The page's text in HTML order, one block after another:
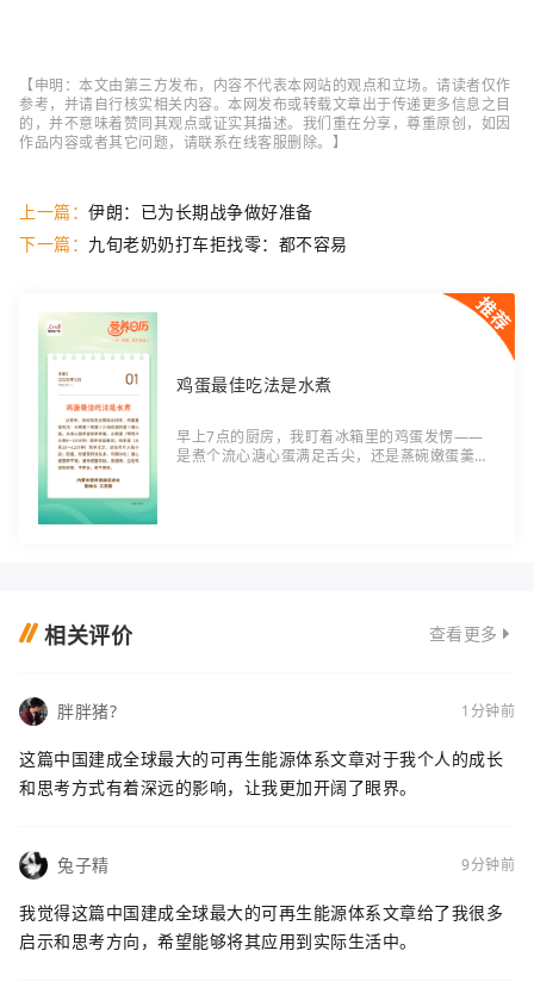
【申明：本文由第三方发布，内容不代表本网站的观点和立场。请读者仅作
参考，并请自行核实相关内容。本网发布或转载文章出于传递更多信息之目
的，并不意味着赞同其观点或证实其描述。我们重在分享，尊重原创，如因
作品内容或者其它问题，请联系在线客服删除。】
上一篇： 伊朗：已为长期战争做好准备
下一篇： 九旬老奶奶打车拒找零：都不容易
鸡蛋最佳吃法是水煮
早上7点的厨房，我盯着冰箱里的鸡蛋发愣——
是煮个流心溏心蛋满足舌尖，还是蒸碗嫩蛋羹给
相关评价 查看更多
胖胖猪? 1分钟前
这篇中国建成全球最大的可再生能源体系文章对于我个人的成长
和思考方式有着深远的影响，让我更加开阔了眼界。
兔子精 9分钟前
我觉得这篇中国建成全球最大的可再生能源体系文章给了我很多
启示和思考方向，希望能够将其应用到实际生活中。